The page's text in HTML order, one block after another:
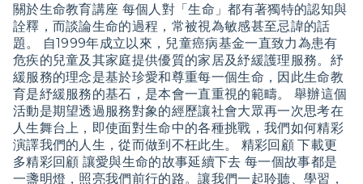
關於生命教育講座 每個人對「生命」都有著獨特的認知與
詮釋，而談論生命的過程，常被視為敏感甚至忌諱的話
題。 自1999年成立以來，兒童癌病基金一直致力為患有
危疾的兒童及其家庭提供優質的家居及紓緩護理服務。紓
緩服務的理念是基於珍愛和尊重每一個生命，因此生命教
育是紓緩服務的基石，是本會一直重視的範疇。 舉辦這個
活動是期望透過服務對象的經歷讓社會大眾再一次思考在
人生舞台上，即使面對生命中的各種挑戰，我們如何精彩
演譯我們的人生，從而做到不枉此生。 ​精彩回顧 下載更
多精彩回顧 讓愛與生命的故事延續下去 每一個故事都是
一盞明燈，照亮我們前行的路。讓我們一起聆聽、學習，